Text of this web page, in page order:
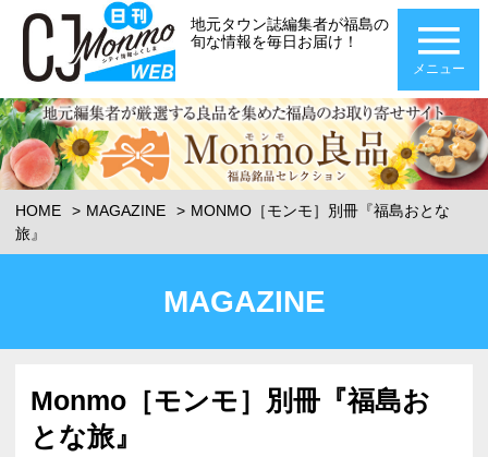
地元タウン誌編集者が福島の
旬な情報を毎日お届け！
メニュー
HOME MAGAZINE
MONMO［モンモ］別冊『福島おとな
旅』
MAGAZINE
Monmo［モンモ］別冊『福島お
とな旅』